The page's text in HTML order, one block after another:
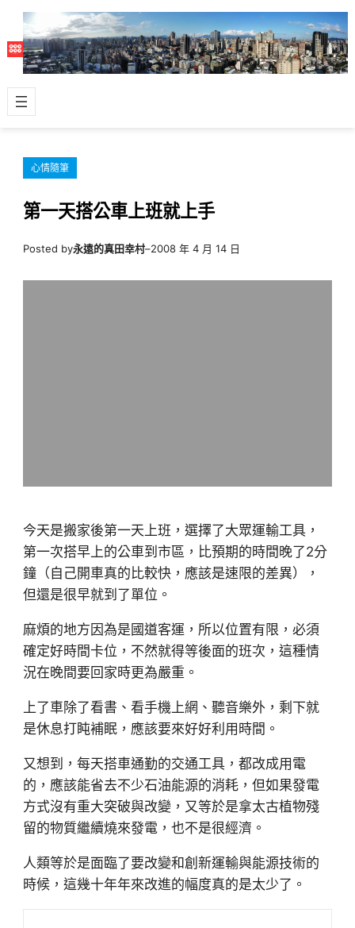
主
容
心情隨筆
第一天搭公車上班就上手
Posted by永遠的真田幸村–2008 年 4 月 14 日
今天是搬家後第一天上班，選擇了大眾運輸工具，
第一次搭早上的公車到市區，比預期的時間晚了2分
鐘（自己開車真的比較快，應該是速限的差異），
但還是很早就到了單位。
麻煩的地方因為是國道客運，所以位置有限，必須
確定好時間卡位，不然就得等後面的班次，這種情
況在晚間要回家時更為嚴重。
上了車除了看書、看手機上網、聽音樂外，剩下就
是休息打盹補眠，應該要來好好利用時間。
又想到，每天搭車通勤的交通工具，都改成用電
的，應該能省去不少石油能源的消耗，但如果發電
方式沒有重大突破與改變，又等於是拿太古植物殘
留的物質繼續燒來發電，也不是很經濟。
人類等於是面臨了要改變和創新運輸與能源技術的
時候，這幾十年年來改進的幅度真的是太少了。